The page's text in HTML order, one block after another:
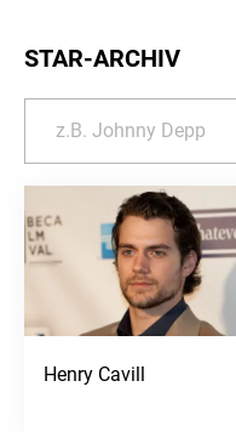
STAR-ARCHIV
Henry Cavill